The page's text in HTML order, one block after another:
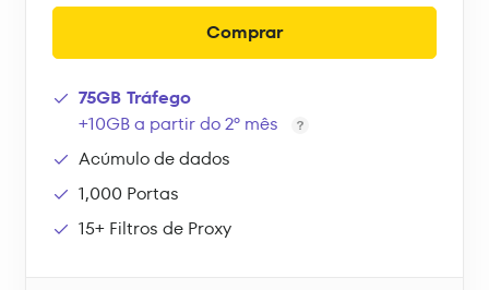
Comprar
75GB Tráfego
+10GB a partir do 2º mês
Acúmulo de dados
1,000 Portas
15+ Filtros de Proxy